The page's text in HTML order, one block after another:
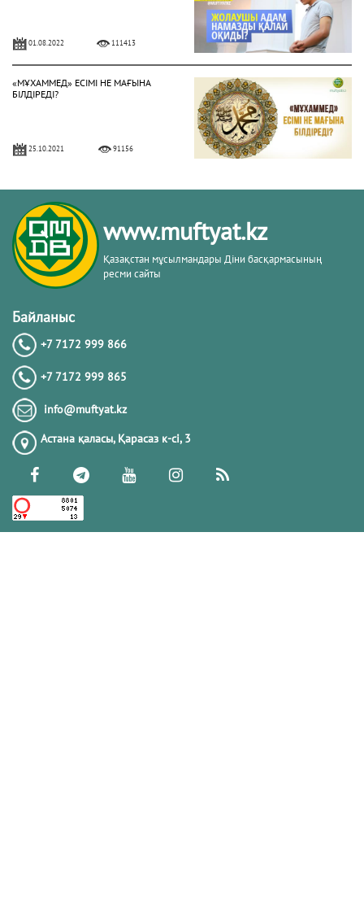
01.08.2022 111413
«МҰХАММЕД» ЕСІМІ НЕ МАҒЫНА
БІЛДІРЕДІ?
25.10.2021 91156
«САЛАТУН-НАРИЯ» ҚАНДАЙ ДҰҒА?
28.06.2022
09.09.2021
АҚИҚА БЕРУДІҢ ҮКІМІ ҚАНДАЙ?
27.05.2021 52836
СӘРЕСІНЕ ҰЙЫҚТАП ҚАЛСАҚ НЕ
ІСТЕЙМІЗ?
www.muftyat.kz
Қазақстан мұсылмандары Діни басқармасының
ресми сайты
Байланыс
+7 7172 999 866
+7 7172 999 865
info@muftyat.kz
Астана қаласы, Қарасаз к-сi, 3